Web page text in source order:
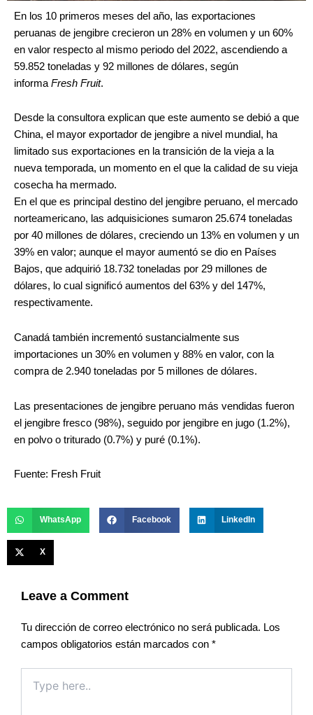
En los 10 primeros meses del año, las exportaciones
peruanas de jengibre crecieron un 28% en volumen y un 60%
en valor respecto al mismo periodo del 2022, ascendiendo a
59.852 toneladas y 92 millones de dólares, según
informa Fresh Fruit.
Desde la consultora explican que este aumento se debió a que
China, el mayor exportador de jengibre a nivel mundial, ha
limitado sus exportaciones en la transición de la vieja a la
nueva temporada, un momento en el que la calidad de su vieja
cosecha ha mermado.
En el que es principal destino del jengibre peruano, el mercado
norteamericano, las adquisiciones sumaron 25.674 toneladas
por 40 millones de dólares, creciendo un 13% en volumen y un
39% en valor; aunque el mayor aumentó se dio en Países
Bajos, que adquirió 18.732 toneladas por 29 millones de
dólares, lo cual significó aumentos del 63% y del 147%,
respectivamente.
Canadá también incrementó sustancialmente sus
importaciones un 30% en volumen y 88% en valor, con la
compra de 2.940 toneladas por 5 millones de dólares.
Las presentaciones de jengibre peruano más vendidas fueron
el jengibre fresco (98%), seguido por jengibre en jugo (1.2%),
en polvo o triturado (0.7%) y puré (0.1%).
Fuente: Fresh Fruit
WhatsApp Facebook LinkedIn
X
Leave a Comment
Tu dirección de correo electrónico no será publicada. Los
campos obligatorios están marcados con *
here..